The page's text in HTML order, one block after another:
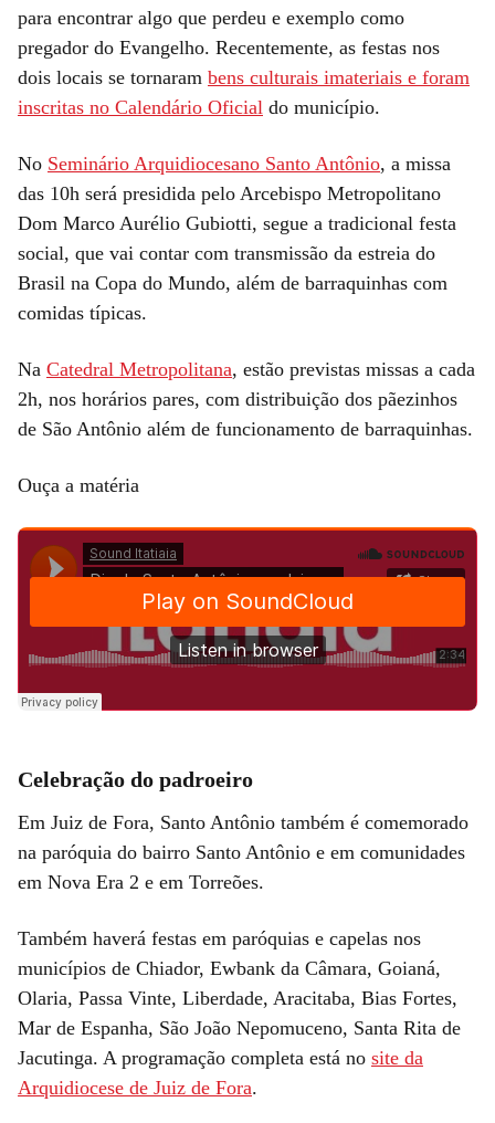
para encontrar algo que perdeu e exemplo como
pregador do Evangelho. Recentemente, as festas nos
dois locais se tornaram bens culturais imateriais e foram
inscritas no Calendário Oficial do município.
No Seminário Arquidiocesano Santo Antônio, a missa
das 10h será presidida pelo Arcebispo Metropolitano
Dom Marco Aurélio Gubiotti, segue a tradicional festa
social, que vai contar com transmissão da estreia do
Brasil na Copa do Mundo, além de barraquinhas com
comidas típicas.
Na Catedral Metropolitana, estão previstas missas a cada
2h, nos horários pares, com distribuição dos pãezinhos
de São Antônio além de funcionamento de barraquinhas.
Ouça a matéria
Celebração do padroeiro
Em Juiz de Fora, Santo Antônio também é comemorado
na paróquia do bairro Santo Antônio e em comunidades
em Nova Era 2 e em Torreões.
Também haverá festas em paróquias e capelas nos
municípios de Chiador, Ewbank da Câmara, Goianá,
Olaria, Passa Vinte, Liberdade, Aracitaba, Bias Fortes,
Mar de Espanha, São João Nepomuceno, Santa Rita de
Jacutinga. A programação completa está no site da
Arquidiocese de Juiz de Fora.